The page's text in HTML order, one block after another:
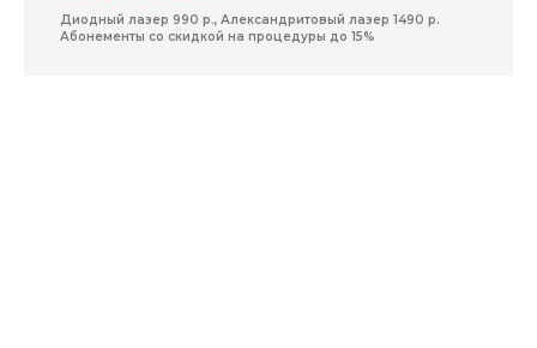
Диодный лазер 990 р., Александритовый лазер 1490 р.
Абонементы со скидкой на процедуры до 15%